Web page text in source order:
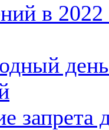
в 2022
запрета